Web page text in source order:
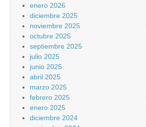
enero 2026
diciembre 2025
noviembre 2025
octubre 2025
septiembre 2025
julio 2025
junio 2025
abril 2025
marzo 2025
febrero 2025
enero 2025
diciembre 2024